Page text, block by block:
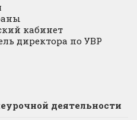
кабинет
директора по УВР
деятельности